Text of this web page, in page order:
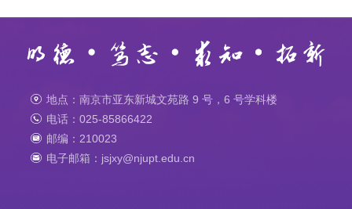
地点：南京市亚东新城文苑路 9 号，6 号学科楼
电话：025-85866422
邮编：210023
电子邮箱：jsjxy@njupt.edu.cn